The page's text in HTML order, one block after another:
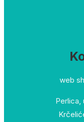
web
Perlica,